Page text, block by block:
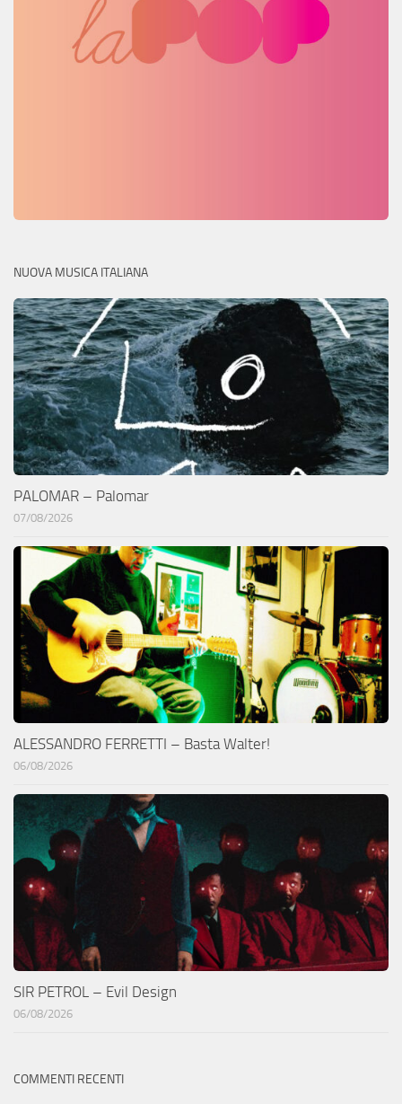
NUOVA MUSICA ITALIANA
PALOMAR – Palomar
07/08/2026
ALESSANDRO FERRETTI – Basta Walter!
06/08/2026
SIR PETROL – Evil Design
06/08/2026
COMMENTI RECENTI